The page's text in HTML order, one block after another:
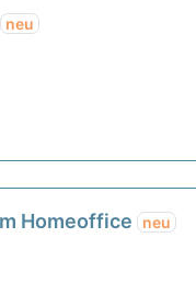
neu
Homeoffice neu